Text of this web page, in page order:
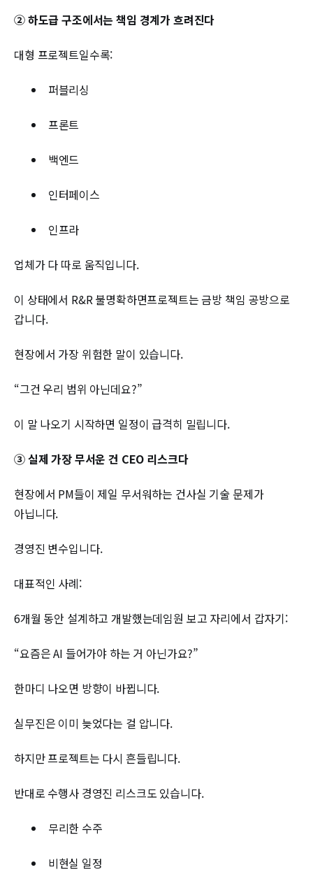
② 하도급 구조에서는 책임 경계가 흐려진다
대형 프로젝트일수록:
퍼블리싱
프론트
백엔드
인터페이스
인프라
업체가 다 따로 움직입니다.
이 상태에서 R&R 불명확하면프로젝트는 금방 책임 공방으로
갑니다.
현장에서 가장 위험한 말이 있습니다.
“그건 우리 범위 아닌데요?”
이 말 나오기 시작하면 일정이 급격히 밀립니다.
③ 실제 가장 무서운 건 CEO 리스크다
현장에서 PM들이 제일 무서워하는 건사실 기술 문제가
아닙니다.
경영진 변수입니다.
대표적인 사례:
6개월 동안 설계하고 개발했는데임원 보고 자리에서 갑자기:
“요즘은 AI 들어가야 하는 거 아닌가요?”
한마디 나오면 방향이 바뀝니다.
실무진은 이미 늦었다는 걸 압니다.
하지만 프로젝트는 다시 흔들립니다.
반대로 수행사 경영진 리스크도 있습니다.
무리한 수주
비현실 일정